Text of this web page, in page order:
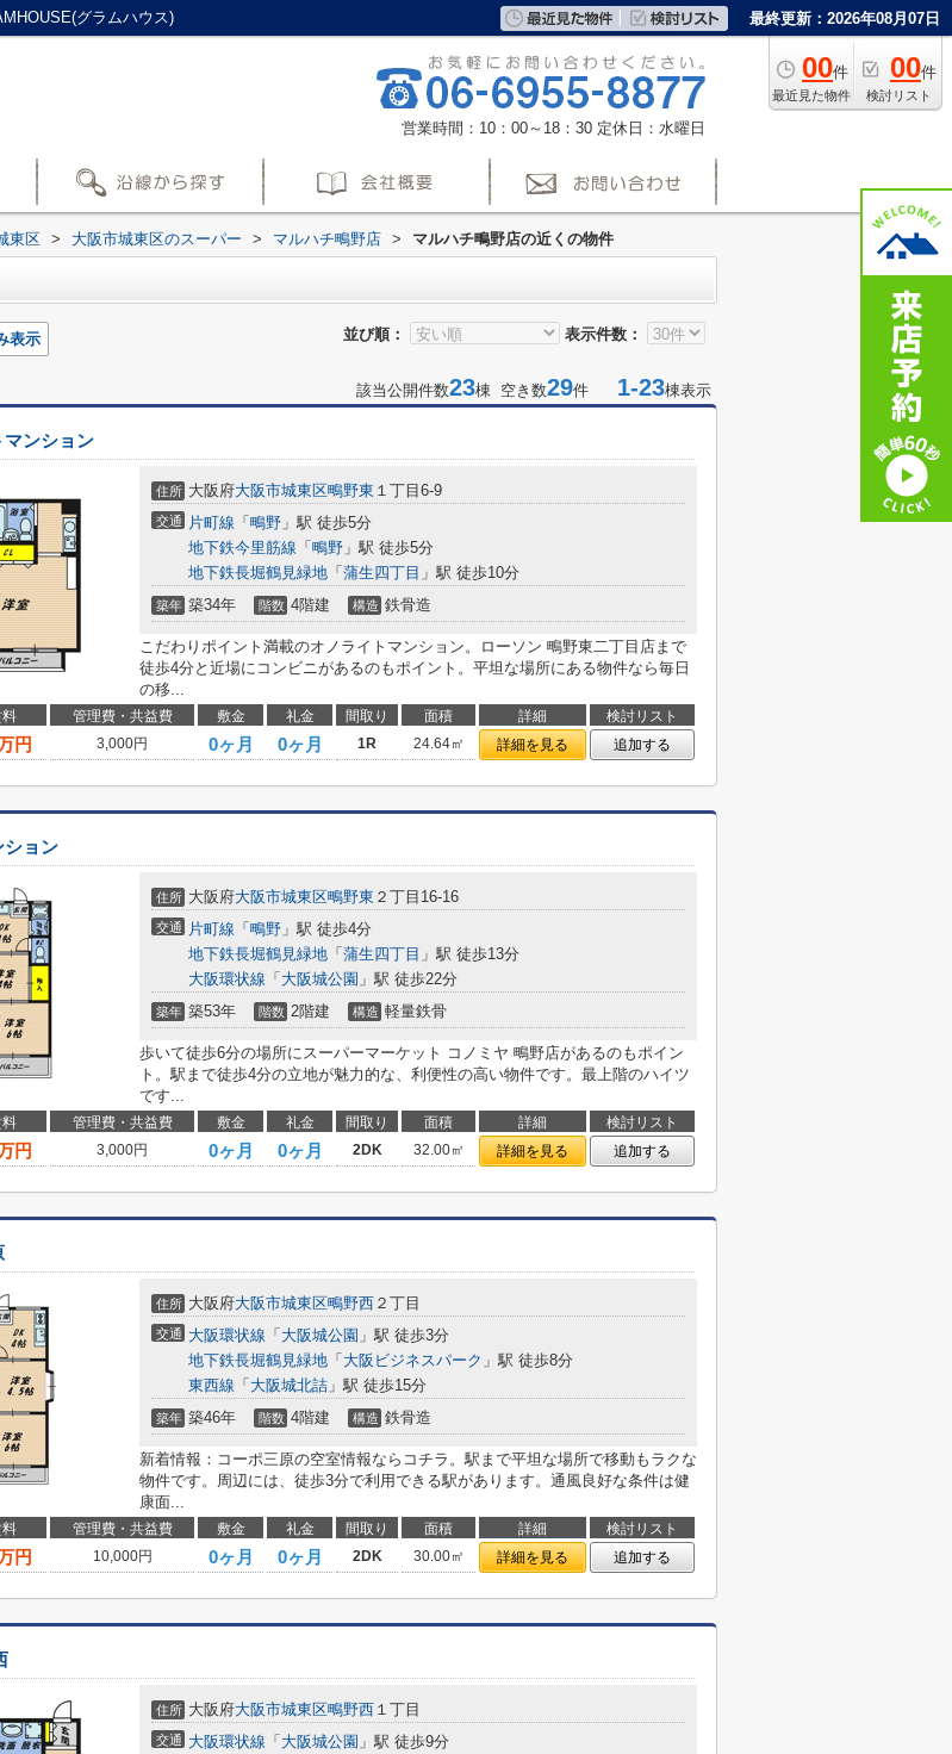
グラムハウス) 最終更新：2026年08月07日
00件
最近見た物件
00件
検討リスト
営業時間：10：00～18：30 定休日：水曜日
東区 > 大阪市城東区のスーパー > マルハチ鴫野店 > マルハチ鴫野店の近くの物件
並び順： 表示件数：
表示
該当公開件数23棟 空き数29件 1-23棟表示
ンション
住所 大阪府大阪市城東区鴫野東 １丁目6-9
交通 片町線 「 鴫野 」駅 徒歩5分
地下鉄今里筋線 「 鴫野 」駅 徒歩5分
地下鉄長堀鶴見緑地 「 蒲生四丁目 」駅 徒歩10分
築年 築34年 階数 4階建 構造 鉄骨造
こだわりポイント満載のオノライトマンション。ローソン 鴫野東二丁目店まで
徒歩4分と近場にコンビニがあるのもポイント。平坦な場所にある物件なら毎日
の移...
管理費・共益費 敷金 礼金 間取り 面積 詳細
検討リスト
円 3,000円 0ヶ月 0ヶ月 1R 24.64㎡ 詳細を見る 追加する
ション
住所 大阪府大阪市城東区鴫野東 ２丁目16-16
交通 片町線 「 鴫野 」駅 徒歩4分
地下鉄長堀鶴見緑地 「 蒲生四丁目 」駅 徒歩13分
大阪環状線 「 大阪城公園 」駅 徒歩22分
築年 築53年 階数 2階建 構造 軽量鉄骨
歩いて徒歩6分の場所にスーパーマーケット コノミヤ 鴫野店があるのもポイン
ト。駅まで徒歩4分の立地が魅力的な、利便性の高い物件です。最上階のハイツ
です...
管理費・共益費 敷金 礼金 間取り 面積 詳細
検討リスト
円 3,000円 0ヶ月 0ヶ月 2DK 32.00㎡ 詳細を見る 追加する
住所 大阪府大阪市城東区鴫野西 ２丁目
交通 大阪環状線 「 大阪城公園 」駅 徒歩3分
地下鉄長堀鶴見緑地 「 大阪ビジネスパーク 」駅 徒歩8分
東西線 「 大阪城北詰 」駅 徒歩15分
築年 築46年 階数 4階建 構造 鉄骨造
新着情報：コーポ三原の空室情報ならコチラ。駅まで平坦な場所で移動もラクな
物件です。周辺には、徒歩3分で利用できる駅があります。通風良好な条件は健
康面...
管理費・共益費 敷金 礼金 間取り 面積 詳細
検討リスト
円 10,000円 0ヶ月 0ヶ月 2DK 30.00㎡ 詳細を見る 追加する
住所 大阪府大阪市城東区鴫野西 １丁目
交通 大阪環状線 「 大阪城公園 」駅 徒歩9分